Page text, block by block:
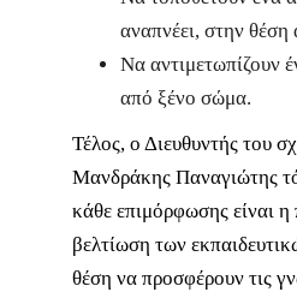
αναπνέει, στην
Να αντιμετωπίζουν
από ξένο σώμα.
Τέλος, ο Διευθυντής του
Μανδράκης Παναγιώτης
κάθε επιμόρφωσης είναι
βελτίωση των
θέση να προσφέρουν τις